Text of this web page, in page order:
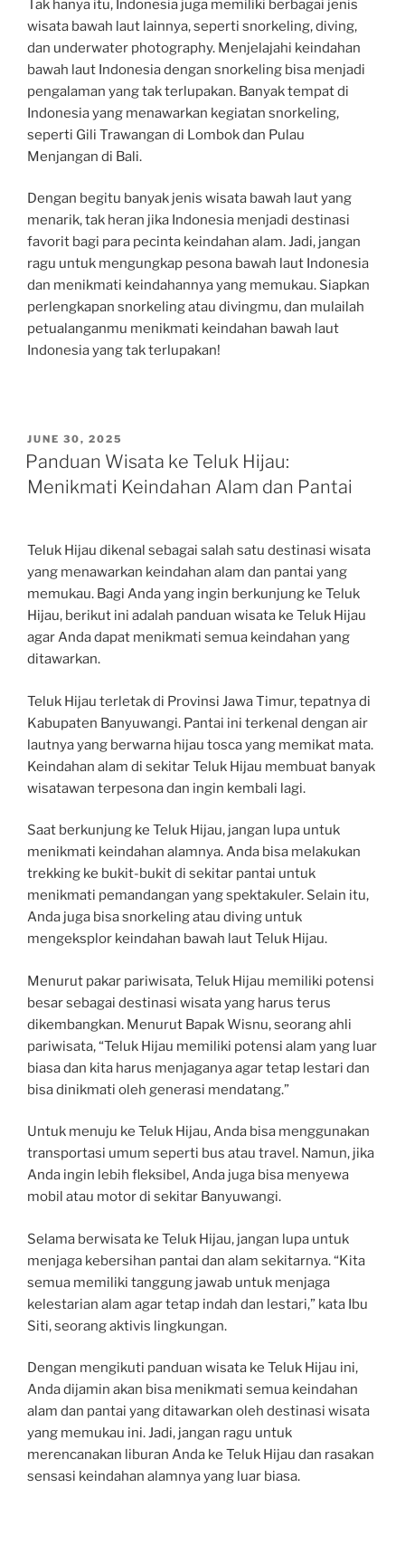
Tak hanya itu, Indonesia juga memiliki berbagai jenis
wisata bawah laut lainnya, seperti snorkeling, diving,
dan underwater photography. Menjelajahi keindahan
bawah laut Indonesia dengan snorkeling bisa menjadi
pengalaman yang tak terlupakan. Banyak tempat di
Indonesia yang menawarkan kegiatan snorkeling,
seperti Gili Trawangan di Lombok dan Pulau
Menjangan di Bali.
Dengan begitu banyak jenis wisata bawah laut yang
menarik, tak heran jika Indonesia menjadi destinasi
favorit bagi para pecinta keindahan alam. Jadi, jangan
ragu untuk mengungkap pesona bawah laut Indonesia
dan menikmati keindahannya yang memukau. Siapkan
perlengkapan snorkeling atau divingmu, dan mulailah
petualanganmu menikmati keindahan bawah laut
Indonesia yang tak terlupakan!
POSTED
ON
JUNE 30, 2025
Panduan Wisata ke Teluk Hijau:
Menikmati Keindahan Alam dan Pantai
Teluk Hijau dikenal sebagai salah satu destinasi wisata
yang menawarkan keindahan alam dan pantai yang
memukau. Bagi Anda yang ingin berkunjung ke Teluk
Hijau, berikut ini adalah panduan wisata ke Teluk Hijau
agar Anda dapat menikmati semua keindahan yang
ditawarkan.
Teluk Hijau terletak di Provinsi Jawa Timur, tepatnya di
Kabupaten Banyuwangi. Pantai ini terkenal dengan air
lautnya yang berwarna hijau tosca yang memikat mata.
Keindahan alam di sekitar Teluk Hijau membuat banyak
wisatawan terpesona dan ingin kembali lagi.
Saat berkunjung ke Teluk Hijau, jangan lupa untuk
menikmati keindahan alamnya. Anda bisa melakukan
trekking ke bukit-bukit di sekitar pantai untuk
menikmati pemandangan yang spektakuler. Selain itu,
Anda juga bisa snorkeling atau diving untuk
mengeksplor keindahan bawah laut Teluk Hijau.
Menurut pakar pariwisata, Teluk Hijau memiliki potensi
besar sebagai destinasi wisata yang harus terus
dikembangkan. Menurut Bapak Wisnu, seorang ahli
pariwisata, “Teluk Hijau memiliki potensi alam yang luar
biasa dan kita harus menjaganya agar tetap lestari dan
bisa dinikmati oleh generasi mendatang.”
Untuk menuju ke Teluk Hijau, Anda bisa menggunakan
transportasi umum seperti bus atau travel. Namun, jika
Anda ingin lebih fleksibel, Anda juga bisa menyewa
mobil atau motor di sekitar Banyuwangi.
Selama berwisata ke Teluk Hijau, jangan lupa untuk
menjaga kebersihan pantai dan alam sekitarnya. “Kita
semua memiliki tanggung jawab untuk menjaga
kelestarian alam agar tetap indah dan lestari,” kata Ibu
Siti, seorang aktivis lingkungan.
Dengan mengikuti panduan wisata ke Teluk Hijau ini,
Anda dijamin akan bisa menikmati semua keindahan
alam dan pantai yang ditawarkan oleh destinasi wisata
yang memukau ini. Jadi, jangan ragu untuk
merencanakan liburan Anda ke Teluk Hijau dan rasakan
sensasi keindahan alamnya yang luar biasa.